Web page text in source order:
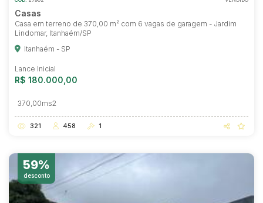
Casas
Casa em terreno de 370,00 m² com 6 vagas de garagem - Jardim
Lindomar, Itanhaém/SP
Itanhaém - SP
Lance Inicial
R$ 180.000,00
370,00ms2
321 458 1
59%
desconto